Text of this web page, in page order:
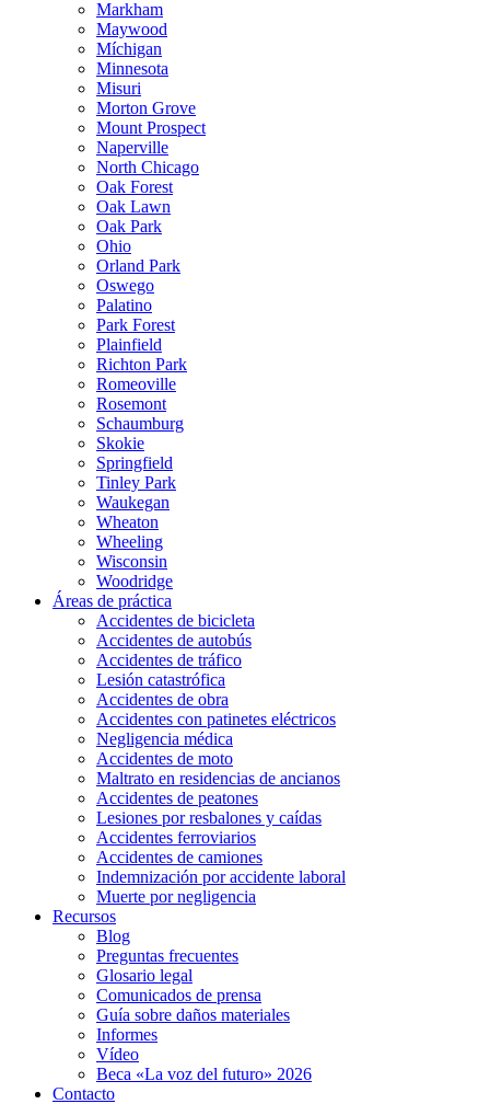
Markham
Maywood
Míchigan
Minnesota
Misuri
Morton Grove
Mount Prospect
Naperville
North Chicago
Oak Forest
Oak Lawn
Oak Park
Ohio
Orland Park
Oswego
Palatino
Park Forest
Plainfield
Richton Park
Romeoville
Rosemont
Schaumburg
Skokie
Springfield
Tinley Park
Waukegan
Wheaton
Wheeling
Wisconsin
Woodridge
Áreas de práctica
Accidentes de bicicleta
Accidentes de autobús
Accidentes de tráfico
Lesión catastrófica
Accidentes de obra
Accidentes con patinetes eléctricos
Negligencia médica
Accidentes de moto
Maltrato en residencias de ancianos
Accidentes de peatones
Lesiones por resbalones y caídas
Accidentes ferroviarios
Accidentes de camiones
Indemnización por accidente laboral
Muerte por negligencia
Recursos
Blog
Preguntas frecuentes
Glosario legal
Comunicados de prensa
Guía sobre daños materiales
Informes
Vídeo
Beca «La voz del futuro» 2026
Contacto